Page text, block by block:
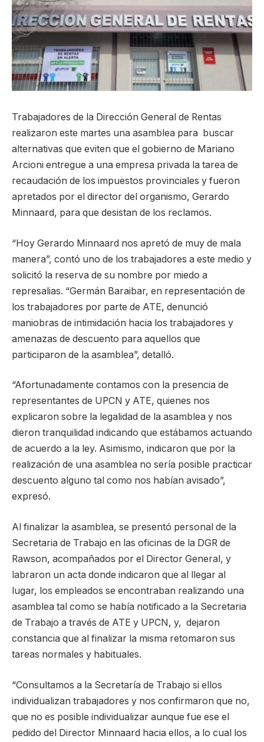
Trabajadores de la Dirección General de Rentas
realizaron este martes una asamblea para buscar
alternativas que eviten que el gobierno de Mariano
Arcioni entregue a una empresa privada la tarea de
recaudación de los impuestos provinciales y fueron
apretados por el director del organismo, Gerardo
Minnaard, para que desistan de los reclamos.
“Hoy Gerardo Minnaard nos apretó de muy de mala
manera”, contó uno de los trabajadores a este medio y
solicitó la reserva de su nombre por miedo a
represalias. “Germán Baraibar, en representación de
los trabajadores por parte de ATE, denunció
maniobras de intimidación hacia los trabajadores y
amenazas de descuento para aquellos que
participaron de la asamblea”, detalló.
“Afortunadamente contamos con la presencia de
representantes de UPCN y ATE, quienes nos
explicaron sobre la legalidad de la asamblea y nos
dieron tranquilidad indicando que estábamos actuando
de acuerdo a la ley. Asimismo, indicaron que por la
realización de una asamblea no sería posible practicar
descuento alguno tal como nos habían avisado”,
expresó.
Al finalizar la asamblea, se presentó personal de la
Secretaria de Trabajo en las oficinas de la DGR de
Rawson, acompañados por el Director General, y
labraron un acta donde indicaron que al llegar al
lugar, los empleados se encontraban realizando una
asamblea tal como se había notificado a la Secretaria
de Trabajo a través de ATE y UPCN, y, dejaron
constancia que al finalizar la misma retomaron sus
tareas normales y habituales.
“Consultamos a la Secretaría de Trabajo si ellos
individualizan trabajadores y nos confirmaron que no,
que no es posible individualizar aunque fue ese el
pedido del Director Minnaard hacia ellos, a lo cual los